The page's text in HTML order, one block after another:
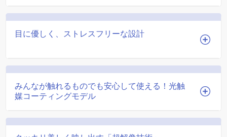
目に優しく、ストレスフリーな設計
みんなが触れるものでも安心して使える！光触
媒コーティングモデル